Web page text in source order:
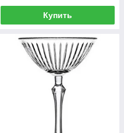
Купить